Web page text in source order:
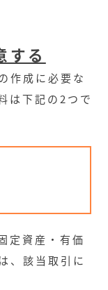
する
作成に必要な
は下記の2つで
定資産・有価
、該当取引に